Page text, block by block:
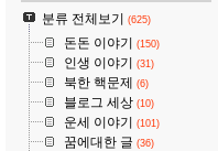
분류 전체보기
(625)
돈돈 이야기 (150)
인생 이야기 (31)
북한 핵문제 (6)
블로그 세상 (10)
운세 이야기 (101)
꿈에대한 글 (36)